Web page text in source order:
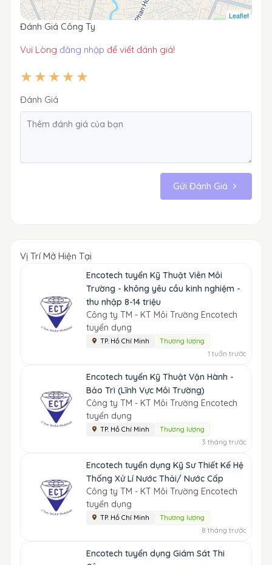
Leaflet
Đánh Giá Công Ty
Vui Lòng đăng nhập để viết đánh giá!
Đánh Giá
Gửi Đánh Giá
Vị Trí Mở Hiện Tại
Encotech tuyển Kỹ Thuật Viên Môi
Trường - không yêu cầu kinh nghiệm -
thu nhập 8-14 triệu
Công ty TM - KT Môi Trường Encotech
tuyển dụng
TP. Hồ Chí Minh Thương lượng
1 tuần trước
Encotech tuyển Kỹ Thuật Vận Hành -
Bảo Trì (Lĩnh Vực Môi Trường)
Công ty TM - KT Môi Trường Encotech
tuyển dụng
TP. Hồ Chí Minh Thương lượng
3 tháng trước
Encotech tuyển dụng Kỹ Sư Thiết Kế Hệ
Thống Xử Lí Nước Thải/ Nước Cấp
Công ty TM - KT Môi Trường Encotech
tuyển dụng
TP. Hồ Chí Minh Thương lượng
8 tháng trước
Encotech tuyển dụng Giám Sát Thi